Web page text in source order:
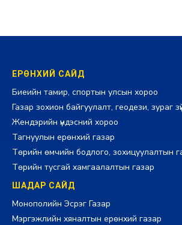
ЕРӨНХИЙ САЙД
Биеийн тамир, спортын улсын хороо
Газар зохион байгуулалт, геодези, зураг
Жендэрийн үндэсний хороо
Тагнуулын ерөнхий газар
Төрийн өмчийн бодлого, зохицуулалтын
Төрийн тусгай хамгаалалтын газар
ШАДАР САЙД
Монополийн Эсрэг Газар
Мэргэжлийн хяналтын ерөнхий газар